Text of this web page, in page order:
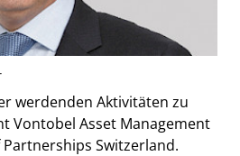
werdenden Aktivitäten zu
Vontobel Asset Management
Switzerland.